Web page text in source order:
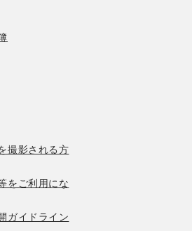
撮影される方
をご利用にな
ガイドライン